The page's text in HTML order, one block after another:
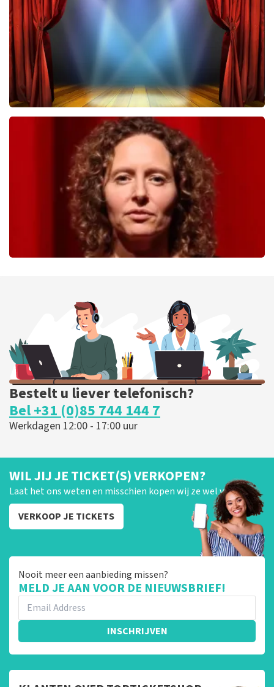
BESTEL NU
40 45 De Musical
laatste 30 minuten
BESTEL NU
BESTEL NU
Bestelt u liever telefonisch?
Bel +31 (0)85 744 144 7
Werkdagen 12:00 - 17:00 uur
WIL JIJ JE TICKET(S) VERKOPEN?
Laat het ons weten en misschien kopen wij ze wel van je!
VERKOOP JE TICKETS
Nooit meer een aanbieding missen?
MELD JE AAN VOOR DE NIEUWSBRIEF!
INSCHRIJVEN